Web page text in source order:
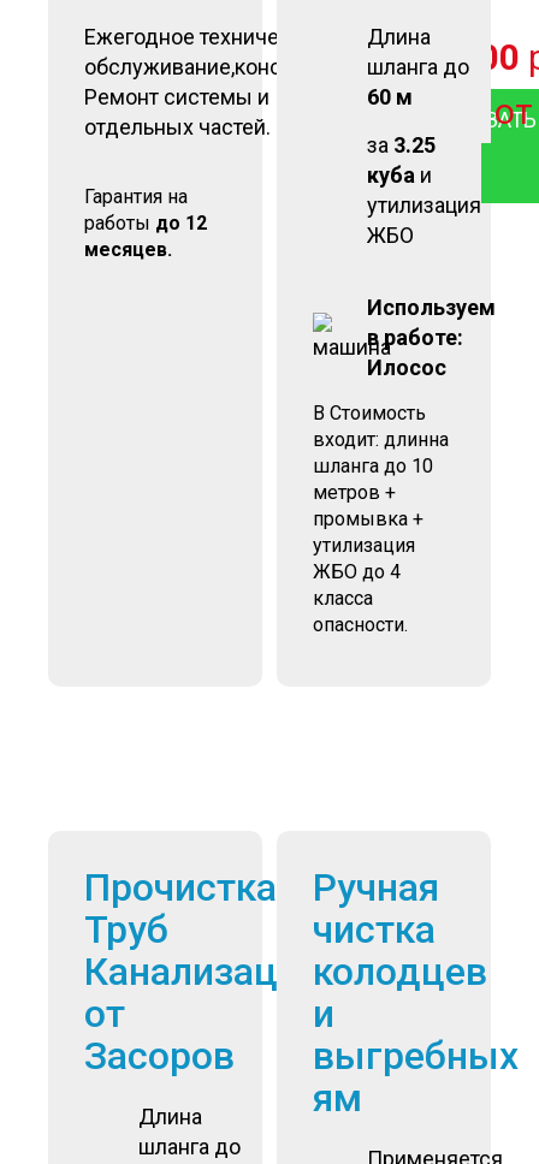
Ежегодное техническое
обслуживание,консервация.
Ремонт системы и
отдельных частей.
от6 500
ЗАКАЗАТЬ
Гарантия на
работы до 12
месяцев.
Длина
шланга до
60 м
за 3.25
куба и
утилизация
ЖБО
Используем
в работе:
Илосос
В Стоимость
входит: длинна
шланга до 10
метров +
промывка +
утилизация
ЖБО до 4
класса
опасности.
Прочистка
Труб
Канализации
от
Засоров
Длина
шланга до
Ручная
чистка
колодцев
и
выгребных
ям
Применяется